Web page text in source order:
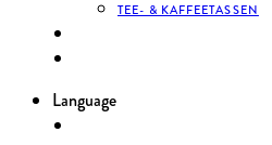
TEE- & KAFFEETASSEN
Language